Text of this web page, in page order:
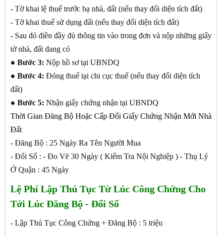
- Tờ khai lệ thuế trước bạ nhà, đất (nếu thay đổi diện tích đất)
- Tờ khai thuế sử dụng đất (nếu thay đổi diện tích đất)
- Sau đó điền đầy đủ thông tin vào trong đơn và nộp những giấy
tờ nhà, đất đang có
● Bước 3: Nộp hồ sơ tại UBNDQ
● Bước 4: Đóng thuế tại chi cục thuế (nếu thay đổi diện tích
đất)
● Bước 5: Nhận giấy chứng nhận tại UBNDQ
Thời Gian Đăng Bộ Hoặc Cấp Đổi Giấy Chứng Nhận Mới Nhà
Đất
- Đăng Bộ : 25 Ngày Ra Tên Người Mua
- Đổi Sổ : - Đo Vẽ 30 Ngày ( Kiểm Tra Nội Nghiệp ) - Thụ Lý
Ở Quận : 45 Ngày
Lệ Phí Lập Thủ Tục Từ Lúc Công Chứng Cho
Tới Lúc Đăng Bộ - Đổi Sổ
- Lập Thủ Tục Công Chứng + Đăng Bộ : 5 triệu